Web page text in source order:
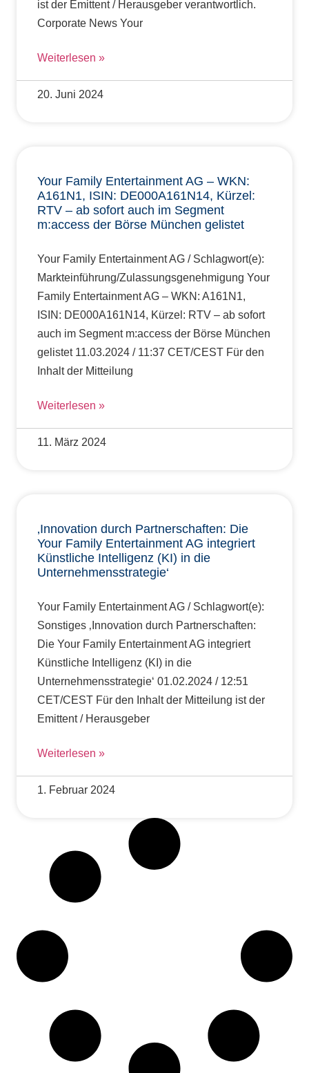
ist der Emittent / Herausgeber verantwortlich.
Corporate News Your
Weiterlesen »
20. Juni 2024
Your Family Entertainment AG – WKN:
A161N1, ISIN: DE000A161N14, Kürzel:
RTV – ab sofort auch im Segment
m:access der Börse München gelistet
Your Family Entertainment AG / Schlagwort(e):
Markteinführung/Zulassungsgenehmigung Your
Family Entertainment AG – WKN: A161N1,
ISIN: DE000A161N14, Kürzel: RTV – ab sofort
auch im Segment m:access der Börse München
gelistet 11.03.2024 / 11:37 CET/CEST Für den
Inhalt der Mitteilung
Weiterlesen »
11. März 2024
‚Innovation durch Partnerschaften: Die
Your Family Entertainment AG integriert
Künstliche Intelligenz (KI) in die
Unternehmensstrategie‘
Your Family Entertainment AG / Schlagwort(e):
Sonstiges ‚Innovation durch Partnerschaften:
Die Your Family Entertainment AG integriert
Künstliche Intelligenz (KI) in die
Unternehmensstrategie‘ 01.02.2024 / 12:51
CET/CEST Für den Inhalt der Mitteilung ist der
Emittent / Herausgeber
Weiterlesen »
1. Februar 2024